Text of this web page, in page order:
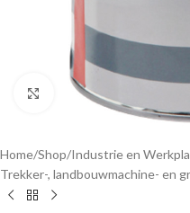
Klik om te vergroten
Home/Shop/Industrie en
Trekker-, landbouwmachine- en